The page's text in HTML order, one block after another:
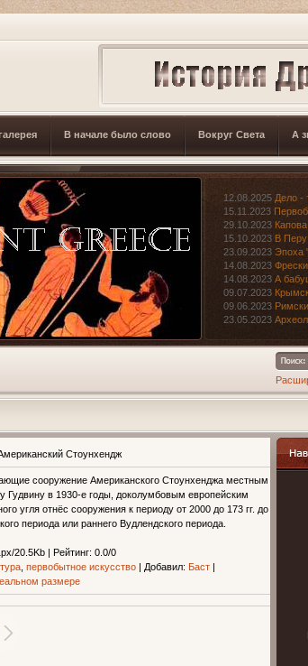
В начале было слово Вокруг Света А
12.08.2025 Дело -
15.11.2023
29.10.2023
15.10.2023 В Перу
23.09.2023 Эпоха
14.08.2023
14.08.2023 А
09.07.2023
09.06.2023
23.05.2023
Стоунхендж
сооружение Американского Стоунхенджа местным
Гудвину в 1930-е годы, доколумбовым европейским
угля отнёс сооружения к периоду от 2000 до 173 гг. до
периода или раннего Вудлендского периода.
20.5Kb | Рейтинг: 0.0/0
первобытное искусство | Добавил: Баст |
размере